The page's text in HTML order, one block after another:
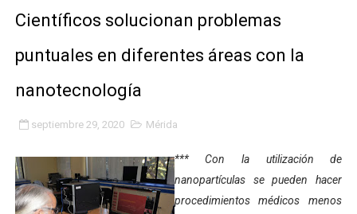
Alcaldía del Municipio Libertador realizó una jornada
Fundacite Mérida dicta taller gratuito de electrónica
INN-Mérida celebró el Lacto grado para promover el
Impulsan plan estratégico de seguridad ciudadana
Mérida impulsa desarrollo económico con taller de
Fomficc consolida alianzas e impulsa la economía
Científicos solucionan problemas
puntuales en diferentes áreas con la
nanotecnología
septiembre 29, 2020 Mérida
*** Con la utilización de
nanopartículas se pueden hacer
procedimientos médicos menos